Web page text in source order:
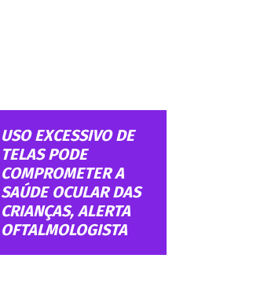
USO EXCESSIVO DE
TELAS PODE
COMPROMETER A
SAÚDE OCULAR DAS
CRIANÇAS, ALERTA
OFTALMOLOGISTA